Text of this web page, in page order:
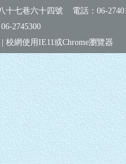
十七巷六十四號 電話：06-
06-2745300
| 校網使用IE11或Chrome瀏覽器